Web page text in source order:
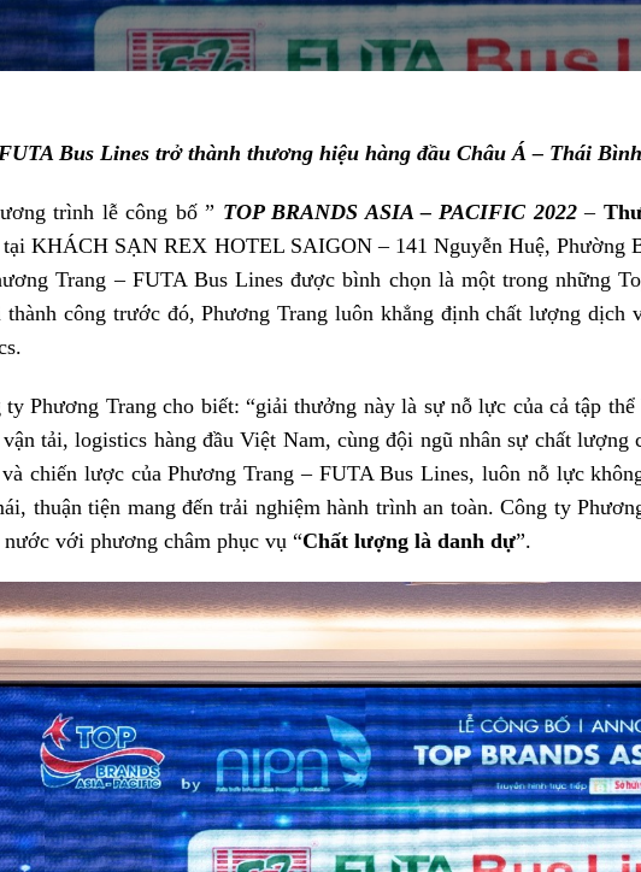
Bus Linestrở thành thương hiệu hàng đầu Châu Á – Thái
trình lễ công bố ” TOP BRANDS ASIA – PACIFIC 2022–
KHÁCH SẠN REX HOTEL SAIGON – 141 Nguyễn Huệ, Phường
Trang – FUTA Bus Lines được bình chọn là một trong những
thành công trước đó, Phương Trang luôn khẳng định chất lượng dịch
Phương Trang cho biết: “giải thưởng này là sự nỗ lực của cả tập
tải, logistics hàng đầu Việt Nam, cùng đội ngũ nhân sự chất
chiến lược của Phương Trang – FUTA Bus Lines, luôn nỗ lực
thuận tiện mang đến trải nghiệm hành trình an toàn. Công ty
với phương châm phục vụ “Chất lượng là danh dự”.